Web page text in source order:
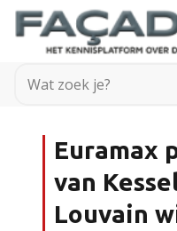
Euramax
van
Louvain